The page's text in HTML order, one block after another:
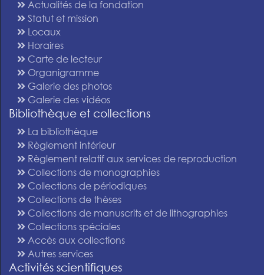
Actualités de la fondation
Statut et mission
Locaux
Horaires
Carte de lecteur
Organigramme
Galerie des photos
Galerie des vidéos
Bibliothèque et collections
La bibliothèque
Règlement intérieur
Règlement relatif aux services de reproduction
Collections de monographies
Collections de périodiques
Collections de thèses
Collections de manuscrits et de lithographies
Collections spéciales
Accès aux collections
Autres services
Activités scientifiques